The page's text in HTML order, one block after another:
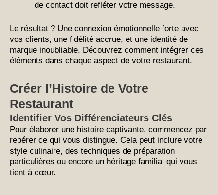
de contact doit refléter votre message.
Le résultat ? Une connexion émotionnelle forte avec
vos clients, une fidélité accrue, et une identité de
marque inoubliable. Découvrez comment intégrer ces
éléments dans chaque aspect de votre restaurant.
Créer l’Histoire de Votre
Restaurant
Identifier Vos Différenciateurs Clés
Pour élaborer une histoire captivante, commencez par
repérer ce qui vous distingue. Cela peut inclure votre
style culinaire, des techniques de préparation
particulières ou encore un héritage familial qui vous
tient à cœur.